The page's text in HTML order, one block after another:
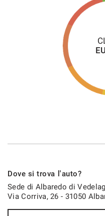
Dove si trova l'auto?
Sede di Albaredo di
Via Corriva, 26 - 31050